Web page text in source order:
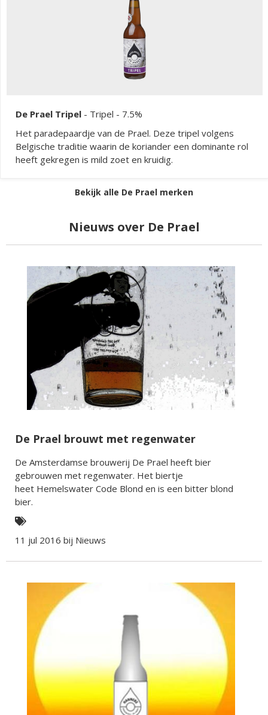
De Prael Tripel - Tripel - 7.5%
Het paradepaardje van de Prael. Deze tripel volgens
Belgische traditie waarin de koriander een dominante rol
heeft gekregen is mild zoet en kruidig.
Bekijk alle De Prael merken
Nieuws over De Prael
De Prael brouwt met regenwater
De Amsterdamse brouwerij De Prael heeft bier
gebrouwen met regenwater. Het biertje
heet Hemelswater Code Blond en is een bitter blond
bier.
11 jul 2016 bij Nieuws